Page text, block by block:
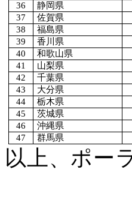
36
静岡県
37
佐賀県
38
福島県
39
香川県
40
和歌山県
41
山梨県
42
千葉県
43
大分県
44
栃木県
45
茨城県
46
沖縄県
47
群馬県
以上、ポー